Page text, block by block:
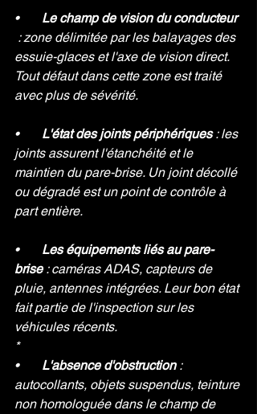
• Le champ de vision du conducteur
: zone délimitée par les balayages des
essuie-glaces et l'axe de vision direct.
Tout défaut dans cette zone est traité
avec plus de sévérité.
• L'état des joints périphériques : les
joints assurent l'étanchéité et le
maintien du pare-brise. Un joint décollé
ou dégradé est un point de contrôle à
part entière.
• Les équipements liés au pare-
brise : caméras ADAS, capteurs de
pluie, antennes intégrées. Leur bon état
fait partie de l'inspection sur les
véhicules récents.
*
• L'absence d'obstruction :
autocollants, objets suspendus, teinture
non homologuée dans le champ de